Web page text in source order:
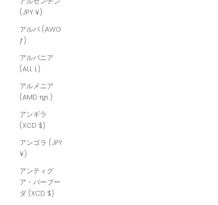
(JPY ¥)
アルバ (AWG
ƒ)
アルバニア
(ALL L)
アルメニア
(AMD դր.)
アンギラ
(XCD $)
アンゴラ (JPY
¥)
アンティグ
ア・バーブー
ダ (XCD $)